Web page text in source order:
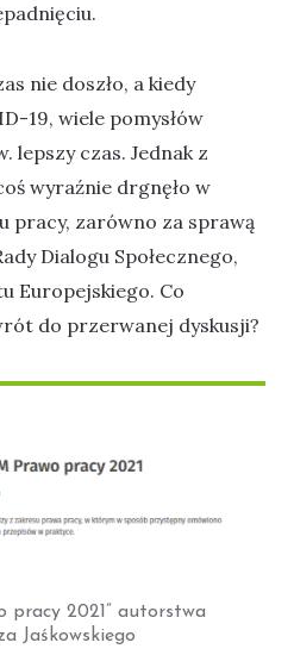
nie doszło, a kiedy
19, wiele pomysłów
lepszy czas. Jednak z
wyraźnie drgnęło w
pracy, zarówno za sprawą
Dialogu Społecznego,
Europejskiego. Co
do przerwanej dyskusji?
pracy 2021” autorstwa
Jaśkowskiego